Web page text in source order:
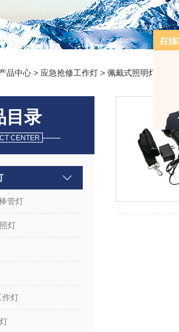
品中心 > 应急抢修工作灯 > 佩戴式照明灯
目录
CENTER
管灯
灯
作灯